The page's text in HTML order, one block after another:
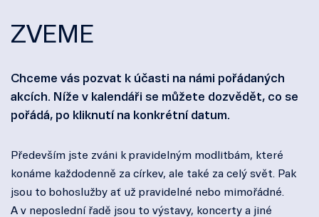
ZVEME
Chceme vás pozvat k účasti na námi pořádaných
akcích. Níže v kalendáři se můžete dozvědět, co se
pořádá, po kliknutí na konkrétní datum.
Především jste zváni k pravidelným modlitbám, které
konáme každodenně za církev, ale také za celý svět. Pak
jsou to bohoslužby ať už pravidelné nebo mimořádné.
A v neposlední řadě jsou to výstavy, koncerty a jiné